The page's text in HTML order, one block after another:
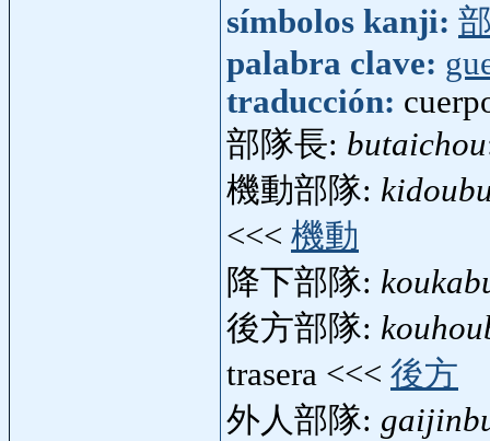
símbolos kanji:
palabra clave:
traducción:
部隊長: butaichou
機動部隊:
<<< 機動
降下部隊:
後方部隊:
trasera <<< 後方
外人部隊: